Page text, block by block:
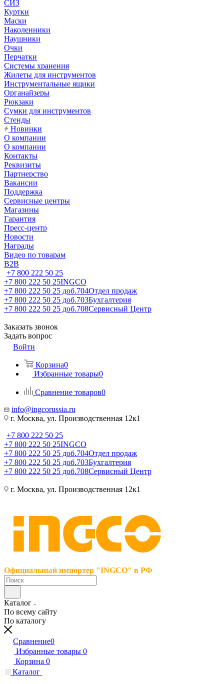
СИЗ
Куртки
Маски
Наколенники
Наушники
Очки
Перчатки
Системы хранения
Жилеты для инструментов
Инструментальные ящики
Органайзеры
Рюкзаки
Сумки для инструментов
Стенды
Новинки
О компании
О компании
Контакты
Реквизиты
Партнерство
Вакансии
Поддержка
Сервисные центры
Магазины
Гарантия
Пресс-центр
Новости
Награды
Видео по товарам
B2B
+7 800 222 50 25
+7 800 222 50 25INGCO
+7 800 222 50 25 доб.704Отдел продаж
+7 800 222 50 25 доб.703Бухгалтерия
+7 800 222 50 25 доб.708Сервисный Центр
Заказать звонок
Задать вопрос
Войти
Корзина0
Избранные товары0
Сравнение товаров0
info@ingcorussia.ru
г. Москва, ул. Производственная 12к1
+7 800 222 50 25
+7 800 222 50 25INGCO
+7 800 222 50 25 доб.704Отдел продаж
+7 800 222 50 25 доб.703Бухгалтерия
+7 800 222 50 25 доб.708Сервисный Центр
г. Москва, ул. Производственная 12к1
Официальный импортер "INGCO" в РФ
Каталог
По всему сайту
По каталогу
Сравнение0
Избранные товары 0
Корзина 0
Каталог